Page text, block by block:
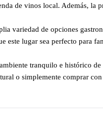
de vinos local. Además, la
variedad de opciones
este lugar sea perfecto para
tranquilo e histórico de
o simplemente comprar